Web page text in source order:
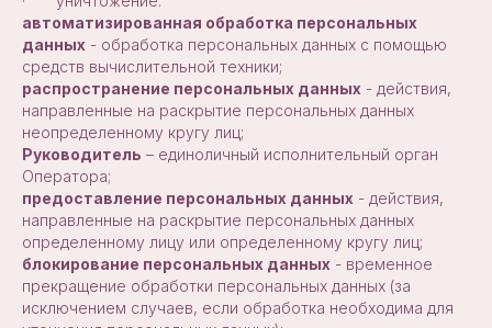
автоматизированная обработка персональных
данных - обработка персональных данных с помощью
средств вычислительной техники;
распространение персональных данных - действия,
направленные на раскрытие персональных данных
неопределенному кругу лиц;
Руководитель – единоличный исполнительный орган
Оператора;
предоставление персональных данных - действия,
направленные на раскрытие персональных данных
определенному лицу или определенному кругу лиц;
блокирование персональных данных - временное
прекращение обработки персональных данных (за
исключением случаев, если обработка необходима для